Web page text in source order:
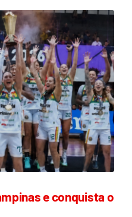
e conquista o